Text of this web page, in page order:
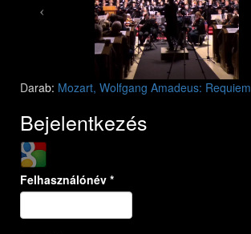
Darab: Mozart, Wolfgang Amadeus: Requiem
Bejelentkezés
Login with Google
Felhasználónév *